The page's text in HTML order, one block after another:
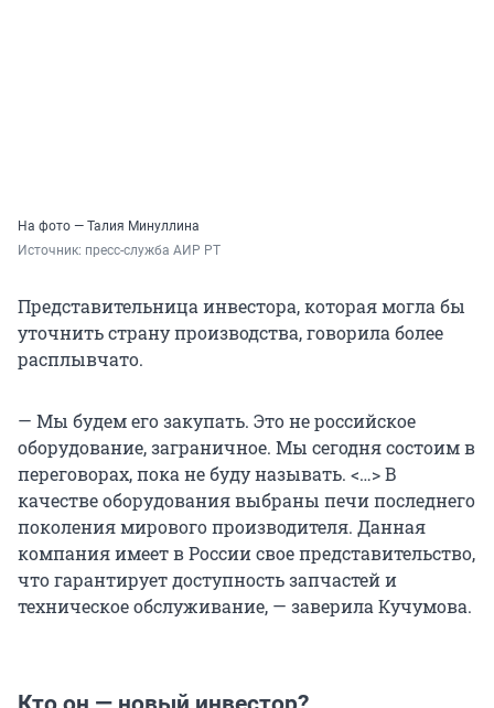
На фото — Талия Минуллина
Источник: пресс-служба АИР РТ
Представительница инвестора, которая могла бы
уточнить страну производства, говорила более
расплывчато.
— Мы будем его закупать. Это не российское
оборудование, заграничное. Мы сегодня состоим в
переговорах, пока не буду называть. <…> В
качестве оборудования выбраны печи последнего
поколения мирового производителя. Данная
компания имеет в России свое представительство,
что гарантирует доступность запчастей и
техническое обслуживание, — заверила Кучумова.